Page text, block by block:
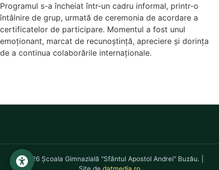
Programul s-a încheiat într-un cadru informal, printr-o
întâlnire de grup, urmată de ceremonia de acordare a
certificatelor de participare. Momentul a fost unul
emoționant, marcat de recunoștință, apreciere și dorința
de a continua colaborările internaționale.
© 2026 Școala Gimnazială "Sfântul Apostol Andrei" Buzău. |